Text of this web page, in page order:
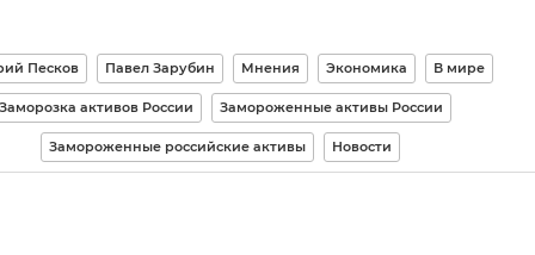
Песков Павел Зарубин Мнения Экономика В мире
Заморозка активов России Замороженные активы России
Замороженные российские активы Новости